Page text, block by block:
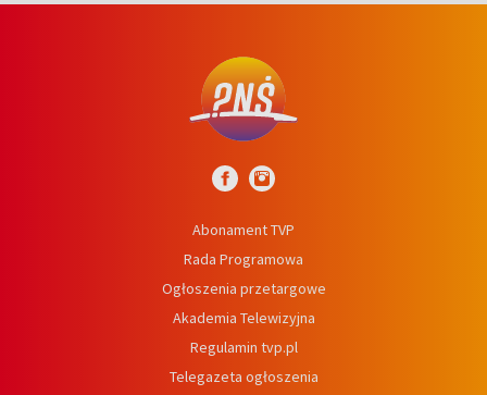
Abonament TVP
Rada Programowa
Ogłoszenia przetargowe
Akademia Telewizyjna
Regulamin tvp.pl
Telegazeta ogłoszenia